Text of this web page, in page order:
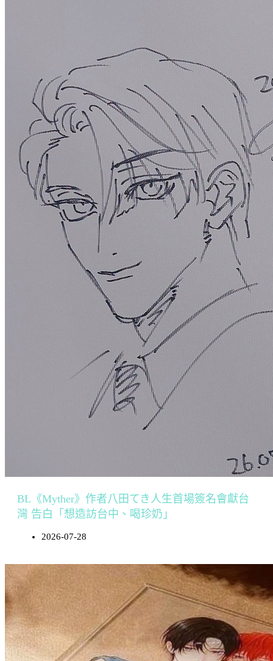
BL《Myther》作者八田てき人生首場簽名會獻台
灣 告白「想造訪台中、喝珍奶」
2026-07-28